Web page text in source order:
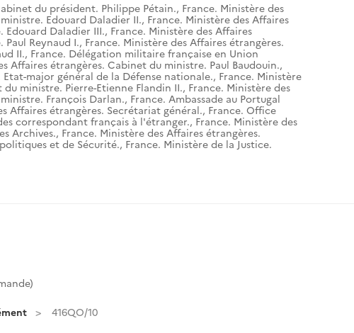
du président. Philippe Pétain., France. Ministère des
Edouard Daladier II., France. Ministère des Affaires
Daladier III., France. Ministère des Affaires
Reynaud I., France. Ministère des Affaires étrangères.
II., France. Délégation militaire française en Union
Affaires étrangères. Cabinet du ministre. Paul Baudouin.,
major général de la Défense nationale., France. Ministère
ministre. Pierre-Etienne Flandin II., France. Ministère des
François Darlan., France. Ambassade au Portugal
Affaires étrangères. Secrétariat général., France. Office
correspondant français à l'étranger., France. Ministère des
Archives., France. Ministère des Affaires étrangères.
et de Sécurité., France. Ministère de la Justice.
416QO/10